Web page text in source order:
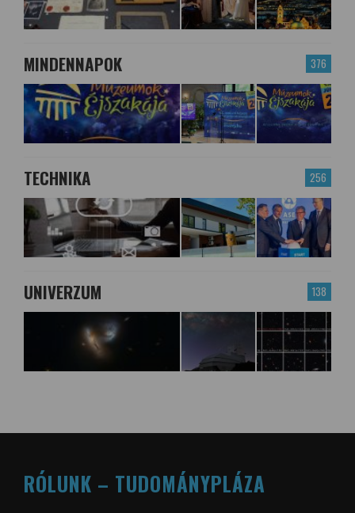
376
MINDENNAPOK
256
TECHNIKA
138
UNIVERZUM
RÓLUNK – TUDOMÁNYPLÁZA